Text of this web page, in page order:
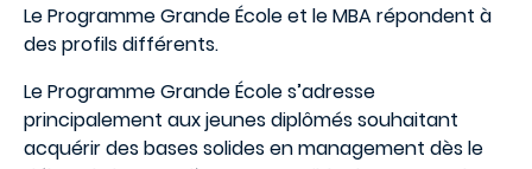
Le Programme Grande École et le MBA répondent à
des profils différents.
Le Programme Grande École s’adresse
principalement aux jeunes diplômés souhaitant
acquérir des bases solides en management dès le